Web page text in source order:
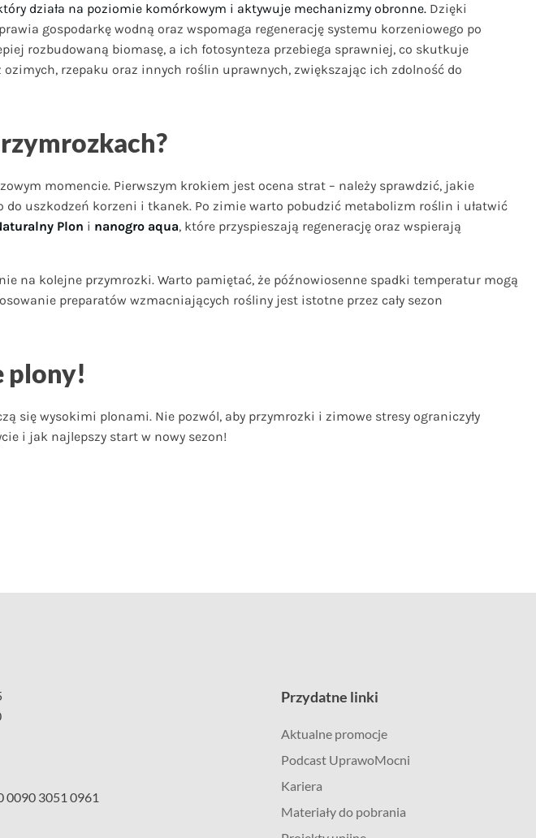
działa na poziomie komórkowym i aktywuje mechanizmy obronne. Dzięki
gospodarkę wodną oraz wspomaga regenerację systemu korzeniowego po
rozbudowaną biomasę, a ich fotosynteza przebiega sprawniej, co skutkuje
rzepaku oraz innych roślin uprawnych, zwiększając ich zdolność do
momencie. Pierwszym krokiem jest ocena strat – należy sprawdzić, jakie
do uszkodzeń korzeni i tkanek. Po zimie warto pobudzić metabolizm roślin i ułatwić
Plon i nanogro aqua, które przyspieszają regenerację oraz wspierają
na kolejne przymrozki. Warto pamiętać, że późnowiosenne spadki temperatur mogą
preparatów wzmacniających rośliny jest istotne przez cały sezon
plony!
się wysokimi plonami. Nie pozwól, aby przymrozki i zimowe stresy ograniczyły
i jak najlepszy start w nowy sezon!
0090 3051 0961
Przydatne linki
Aktualne promocje
Podcast UprawoMocni
Kariera
Materiały do pobrania